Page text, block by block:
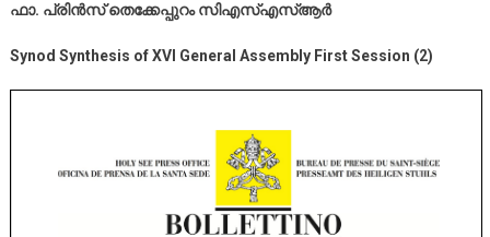
ഫാ. പ്രിന്‍സ്‌ തെക്കേപ്പുറം സിഎസ്‌എസ്‌ആര്‍
Synod Synthesis of XVI General Assembly First Session (2)